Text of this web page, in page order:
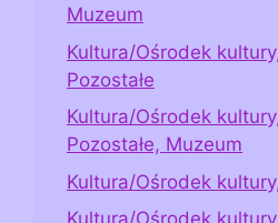
Muzeum
Kultura/Ośrodek
Pozostałe
Kultura/Ośrodek
Pozostałe, Muzeum
Kultura/Ośrodek